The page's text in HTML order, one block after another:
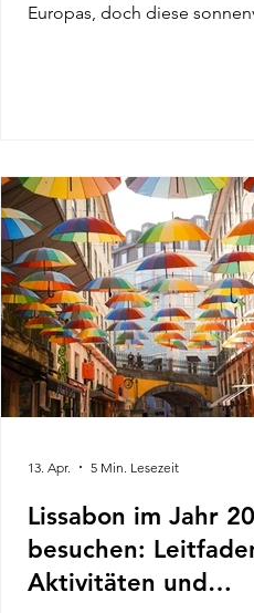
Europas, doch diese
Albufeira Musikfestivals, kulturelle Feste,
Restaurants mit
unvergessliche
die Region. Warme Tage
Abende über, historische
Live-Auftrit
Lissabon im Jahr
besuchen:
Aktivitäten und
13. Apr. 5 Min. Lesezeit